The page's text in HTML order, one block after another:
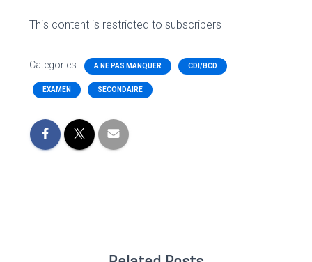
This content is restricted to subscribers
Categories: A NE PAS MANQUER CDI/BCD
EXAMEN SECONDAIRE